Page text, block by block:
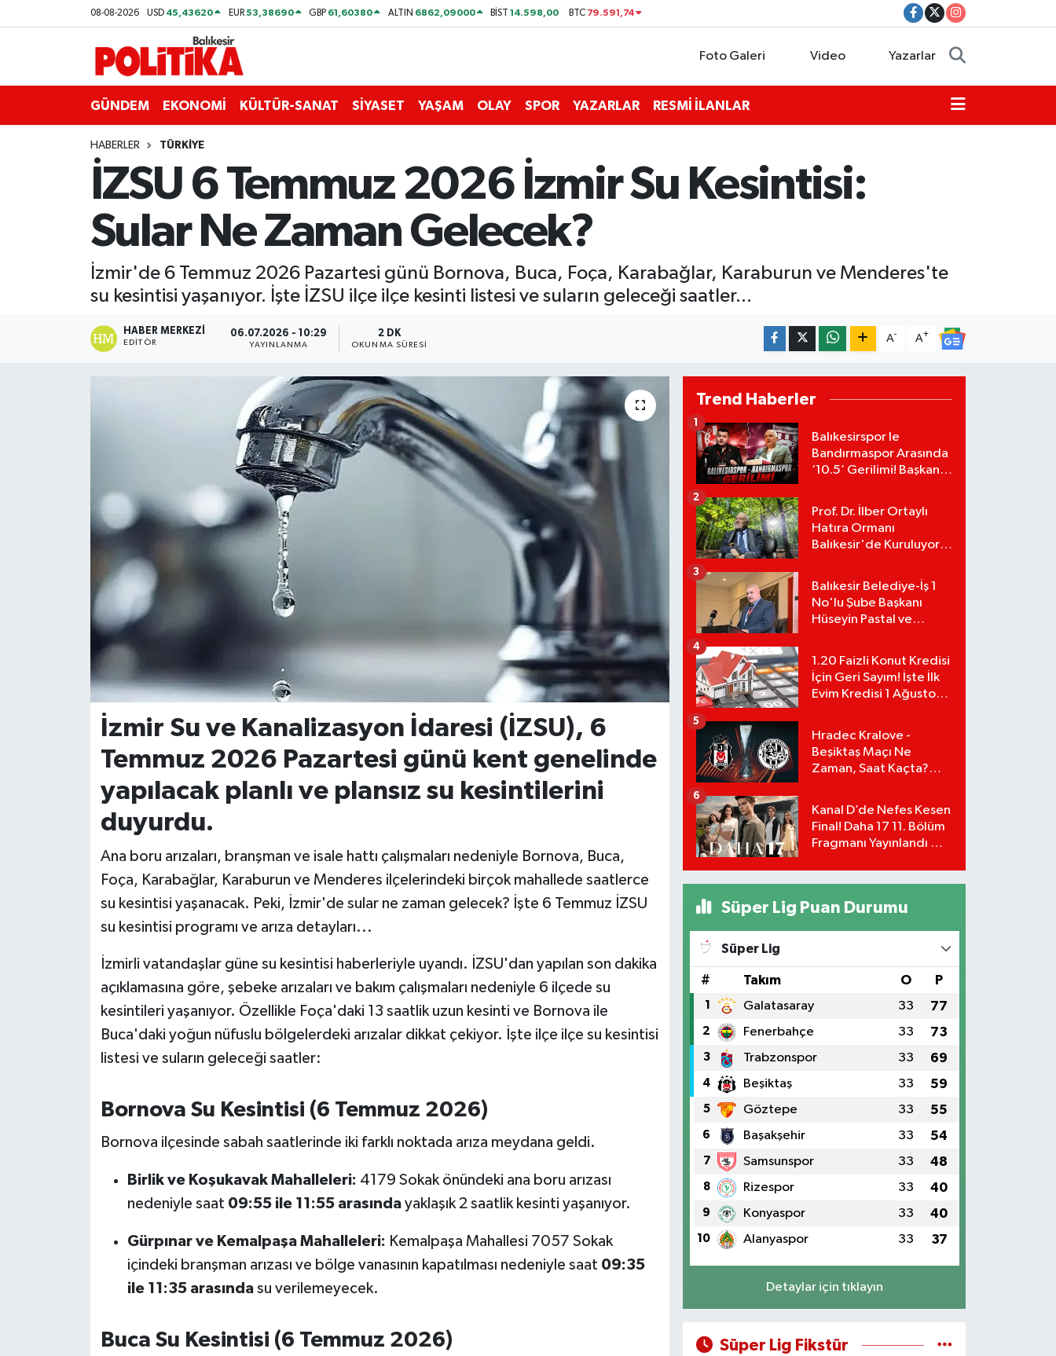
08-08-2026 USD 45,43620 EUR53,38690 GBP 61,60380 ALTIN 6862,09000 BİST14.598,00 BTC 79.591,74
Foto Galeri Video Yazarlar
GÜNDEM EKONOMİ KÜLTÜR-SANAT SİYASET YAŞAM OLAY SPOR YAZARLAR RESMİ İLANLAR
HABERLER TÜRKİYE
İZSU 6 Temmuz 2026 İzmir Su Kesintisi:
Sular Ne Zaman Gelecek?
İzmir'de 6 Temmuz 2026 Pazartesi günü Bornova, Buca, Foça, Karabağlar, Karaburun ve Menderes'te
su kesintisi yaşanıyor. İşte İZSU ilçe ilçe kesinti listesi ve suların geleceği saatler...
HABER MERKEZI
EDITÖR
06.07.2026 - 10:29
YAYINLANMA
2 DK
OKUNMA SÜRESI
A- A+
İzmir Su ve Kanalizasyon İdaresi (İZSU), 6
Temmuz 2026 Pazartesi günü kent genelinde
yapılacak planlı ve plansız su kesintilerini
duyurdu.
Ana boru arızaları, branşman ve isale hattı çalışmaları nedeniyle Bornova, Buca,
Foça, Karabağlar, Karaburun ve Menderes ilçelerindeki birçok mahallede saatlerce
su kesintisi yaşanacak. Peki, İzmir'de sular ne zaman gelecek? İşte 6 Temmuz İZSU
su kesintisi programı ve arıza detayları...
İzmirli vatandaşlar güne su kesintisi haberleriyle uyandı. İZSU'dan yapılan son dakika
açıklamasına göre, şebeke arızaları ve bakım çalışmaları nedeniyle 6 ilçede su
kesintileri yaşanıyor. Özellikle Foça'daki 13 saatlik uzun kesinti ve Bornova ile
Buca'daki yoğun nüfuslu bölgelerdeki arızalar dikkat çekiyor. İşte ilçe ilçe su kesintisi
listesi ve suların geleceği saatler:
Bornova Su Kesintisi (6 Temmuz 2026)
Bornova ilçesinde sabah saatlerinde iki farklı noktada arıza meydana geldi.
Birlik ve Koşukavak Mahalleleri: 4179 Sokak önündeki ana boru arızası
nedeniyle saat 09:55 ile 11:55 arasındayaklaşık 2 saatlik kesinti yaşanıyor.
Gürpınar ve Kemalpaşa Mahalleleri: Kemalpaşa Mahallesi 7057 Sokak
içindeki branşman arızası ve bölge vanasının kapatılması nedeniyle saat 09:35
ile 11:35 arasındasu verilemeyecek.
Buca Su Kesintisi (6 Temmuz 2026)
Trend Haberler
Balıkesirspor le
Bandırmaspor Arasında
‘10.5’ Gerilimi! Başkan
Murat Karakoyun'a Sert
Tepki!
1
Prof. Dr. İlber Ortaylı
Hatıra Ormanı
Balıkesir'de Kuruluyor!
Bağışlarını Başlattı!
2
Balıkesir Belediye-İş 1
No'lu Şube Başkanı
Hüseyin Pastal ve
3
1.20 Faizli Konut Kredisi
İçin Geri Sayım! İşte İlk
Evim Kredisi 1 Ağustos
4
Hradec Kralove -
Beşiktaş Maçı Ne
Zaman, Saat Kaçta?
Detayları!
5
Kanal D’de Nefes Kesen
Final! Daha 17 11. Bölüm
Fragmanı Yayınlandı Mı?
6
Süper Lig Puan Durumu
Süper Lig
# Takım O P
1 Galatasaray 33 77
2 Fenerbahçe 33 73
3 Trabzonspor 33 69
4 Beşiktaş 33 59
5 Göztepe 33 55
6 Başakşehir 33 54
7 Samsunspor 33 48
8 Rizespor 33 40
9 Konyaspor 33 40
10 Alanyaspor 33 37
Detaylar için tıklayın
Süper Lig Fikstür
ASTROLOJİ
BİYOGRAFİLER
Burhaniye
KÜLTÜR-SANAT
MAGAZİN
OTOMOTİV
Resmi İlanlar
Balıkesir Nöbetçi Eczaneler
Balıkesir Hava Durumu
Balıkesir Namaz Vakitleri
Balıkesir Trafik Yoğunluk Haritası
Süper Lig Puan Durumu ve Fikstür
Tüm Manşetler
Son Dakika Haberleri
Haber Arşivi